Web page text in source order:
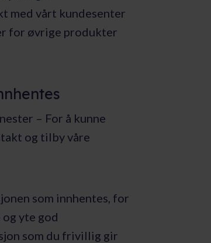
med vårt kundesenter
for øvrige produkter
– For å kunne
og tilby våre
som innhentes, for
yte god
som du frivillig gir